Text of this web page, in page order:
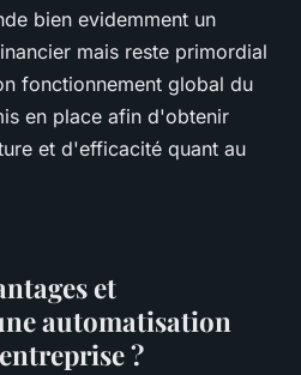
bien evidemment un
mais reste primordial
fonctionnement global du
en place afin d'obtenir
et d'efficacité quant au
et
automatisation
?